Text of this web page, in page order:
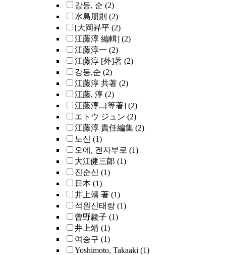
강등, 순 (2)
水島朋則 (2)
[大岡昇平 (2)
江藤淳 編輯] (2)
江藤淳一 (2)
江藤淳 [外]著 (2)
강등,순 (2)
江藤淳 共著 (2)
江藤, 淳 (2)
江藤淳...[等著] (2)
エトウ ジュン (2)
江藤淳 責任編集 (2)
노신 (1)
오에, 겐자부로 (1)
大江健三郞 (1)
진순신 (1)
日本 (1)
井上靖 著 (1)
석원신태랑 (1)
曾野綾子 (1)
井上靖 (1)
여승구 (1)
Yoshimoto, Takaaki (1)